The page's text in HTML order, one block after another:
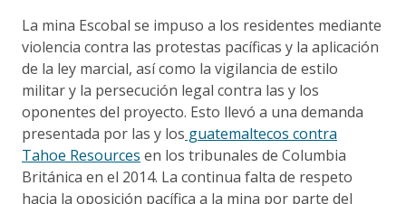
La mina Escobal se impuso a los residentes mediante
violencia contra las protestas pacíficas y la aplicación
de la ley marcial, así como la vigilancia de estilo
militar y la persecución legal contra las y los
oponentes del proyecto. Esto llevó a una demanda
presentada por las y los guatemaltecos contra
Tahoe Resources en los tribunales de Columbia
Británica en el 2014. La continua falta de respeto
hacia la oposición pacífica a la mina por parte del